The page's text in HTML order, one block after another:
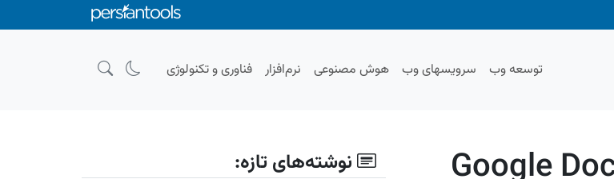
توسعه وب سرویسهای وب هوش مصنوعی نرم‌افزار فناوری و تکنولوژی
نوشته‌های تازه: